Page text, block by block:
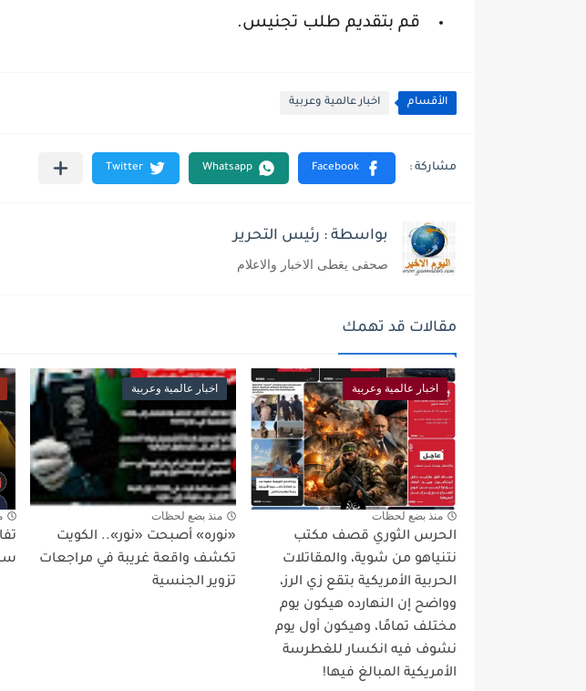
قم بتقديم طلب تجنيس.
الأقسام اخبار عالمية وعربية
بواسطة : رئيس التحرير
صحفى يغطى الاخبار والاعلام
مقالات قد تهمك
اخبار عالمية وعربية
منذ بضع لحظات
الحرس الثوري قصف مكتب
نتنياهو من شوية، والمقاتلات
الحربية الأمريكية بتقع زي الرز،
وواضح إن النهارده هيكون يوم
مختلف تمامًا، وهيكون أول يوم
نشوف فيه انكسار للغطرسة
الأمريكية المبالغ فيها!
اخبار عالمية وعربية
منذ بضع لحظات
«نوره» أصبحت «نور».. الكويت
تكشف واقعة غريبة في مراجعات
تزوير الجنسية